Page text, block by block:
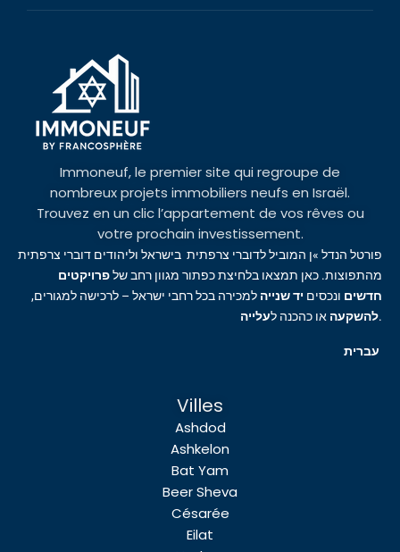
Immoneuf, le premier site qui regroupe de
nombreux projets immobiliers neufs en Israël.
Trouvez en un clic l’appartement de vos rêves ou
votre prochain investissement.
פורטל הנדל »ן המוביל לדוברי צרפתית בישראל וליהודים דוברי צרפתית
מהתפוצות. כאן תמצאו בלחיצת כפתור מגוון רחב שלפרויקטים
חדשים ונכסים יד שנייה למכירה בכל רחבי ישראל – לרכישה למגורים,
להשקעה או כהכנה לעלייה .
Villes
Ashdod
Ashkelon
Bat Yam
Beer Sheva
Césarée
Eilat